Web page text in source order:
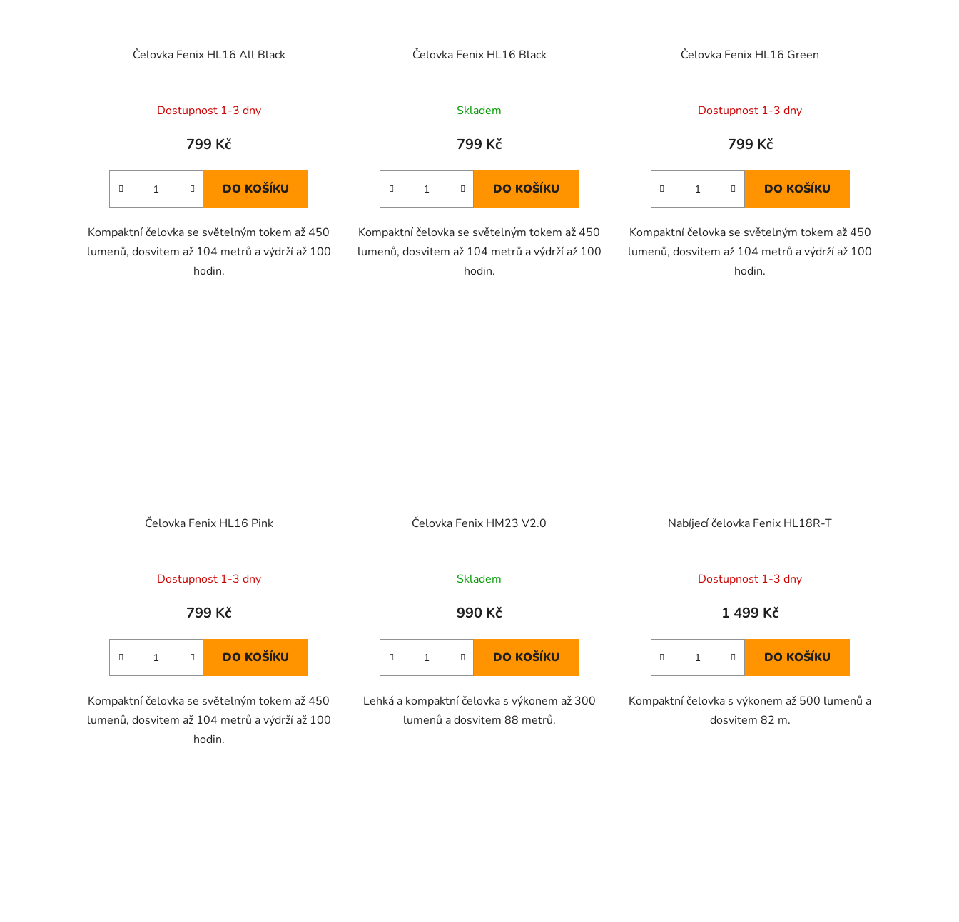
Čelovka Fenix HL16 All Black
Dostupnost 1-3 dny
799 Kč
DO KOŠÍKU
Kompaktní čelovka se světelným tokem až 450
lumenů, dosvitem až 104 metrů a výdrží až 100
hodin.
Čelovka Fenix HL16 Black
Skladem
799 Kč
DO KOŠÍKU
Kompaktní čelovka se světelným tokem až 450
lumenů, dosvitem až 104 metrů a výdrží až 100
hodin.
Čelovka Fenix HL16 Green
Dostupnost 1-3 dny
799 Kč
DO KOŠÍKU
Kompaktní čelovka se světelným tokem až 450
lumenů, dosvitem až 104 metrů a výdrží až 100
hodin.
Čelovka Fenix HL16 Pink
Dostupnost 1-3 dny
799 Kč
DO KOŠÍKU
Kompaktní čelovka se světelným tokem až 450
lumenů, dosvitem až 104 metrů a výdrží až 100
hodin.
Čelovka Fenix HM23 V2.0
Skladem
990 Kč
DO KOŠÍKU
Lehká a kompaktní čelovka s výkonem až 300
lumenů a dosvitem 88 metrů.
Nabíjecí čelovka Fenix HL18R-T
Dostupnost 1-3 dny
1 499 Kč
DO KOŠÍKU
Kompaktní čelovka s výkonem až 500 lumenů a
dosvitem 82 m.